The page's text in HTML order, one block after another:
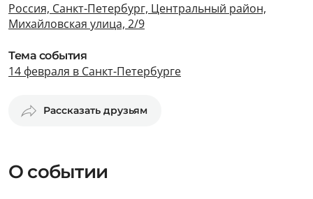
Россия, Санкт-Петербург, Центральный район,
Михайловская улица, 2/9
Тема события
14 февраля в Санкт-Петербурге
Рассказать друзьям
О событии